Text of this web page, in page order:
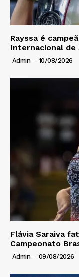
Rayssa é
Internacional
Admin - 10/08/2026
Flávia Saraiva
Campeonato
Admin - 09/08/2026